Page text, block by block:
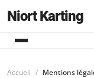
Niort Karting
Accueil Mentions